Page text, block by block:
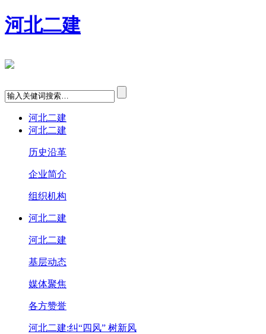
河北二建
河北二建
河北二建
历史沿革
企业简介
组织机构
河北二建
河北二建
基层动态
媒体聚焦
各方赞誉
河北二建:纠“四风” 树新风